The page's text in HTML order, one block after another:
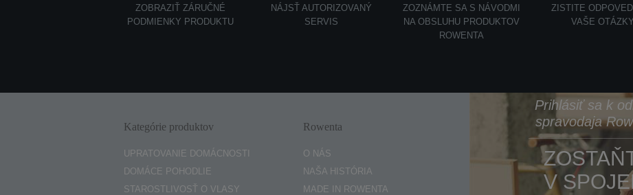
ZOBRAZIŤ ZÁRUČNÉ
PODMIENKY PRODUKTU
NÁJSŤ AUTORIZOVANÝ
SERVIS
ZOZNÁMTE SA S NÁVODMI
NA OBSLUHU PRODUKTOV
ROWENTA
ZISTITE
VAŠE OTÁZKY
Kategórie produktov
UPRATOVANIE DOMÁCNOSTI
DOMÁCE POHODLIE
STAROSTLIVOSŤ O VLASY
Rowenta
O NÁS
NAŠA HISTÓRIA
MADE IN ROWENTA
Prihlásiť sa k
spravodaja
V